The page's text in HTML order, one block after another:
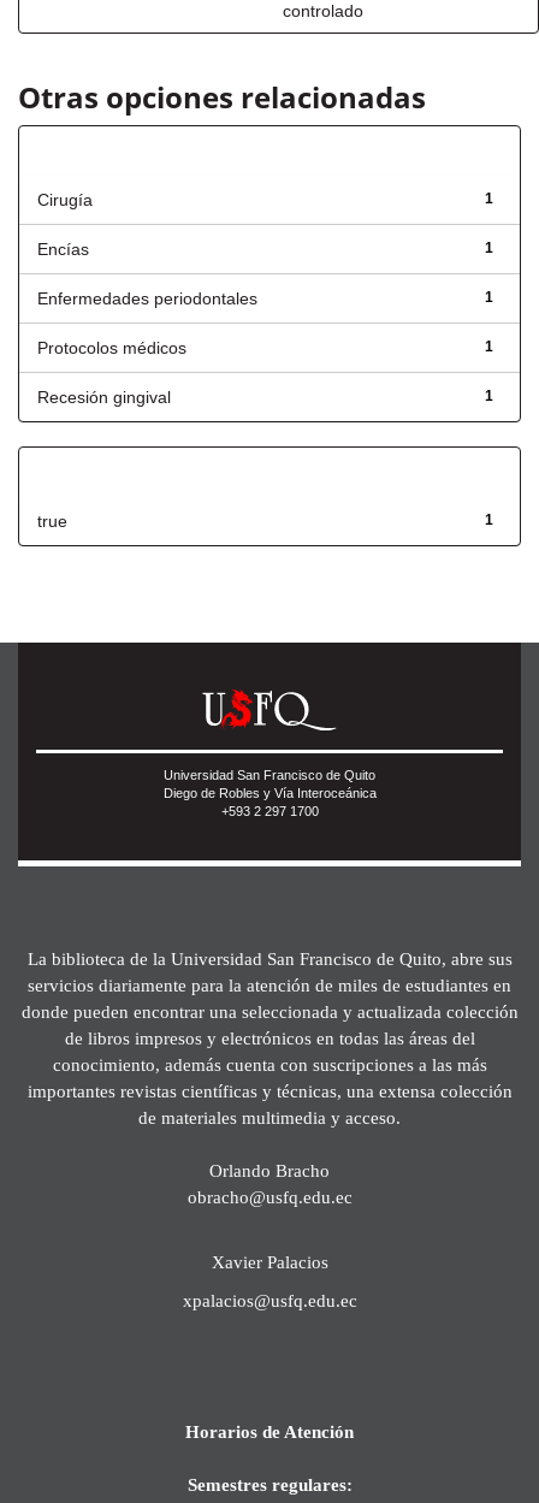
controlado
Otras opciones relacionadas
1
Cirugía
1
Encías
1
Enfermedades periodontales
1
Protocolos médicos
1
Recesión gingival
1
true
Universidad San Francisco de Quito
Diego de Robles y Vía Interoceánica
+593 2 297 1700
La biblioteca de la Universidad San Francisco de Quito, abre sus
servicios diariamente para la atención de miles de estudiantes en
donde pueden encontrar una seleccionada y actualizada colección
de libros impresos y electrónicos en todas las áreas del
conocimiento, además cuenta con suscripciones a las más
importantes revistas científicas y técnicas, una extensa colección
de materiales multimedia y acceso.
Orlando Bracho
obracho@usfq.edu.ec
Xavier Palacios
xpalacios@usfq.edu.ec
Horarios de Atención
Semestres regulares: